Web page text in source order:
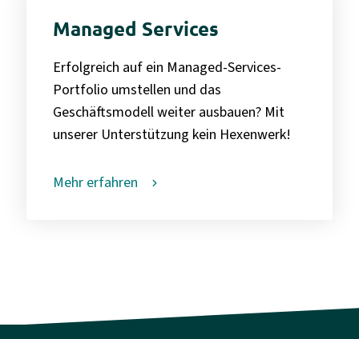
Managed Services
Erfolgreich auf ein Managed-Services-
Portfolio umstellen und das
Geschäftsmodell weiter ausbauen? Mit
unserer Unterstützung kein Hexenwerk!
Mehr erfahren